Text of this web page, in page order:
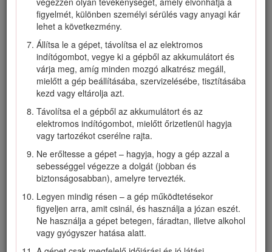
figyelmét, különben személyi sérülés vagy anyagi kár
lehet a következmény.
Állítsa le a gépet, távolítsa el az elektromos
indítógombot, vegye ki a gépből az akkumulátort és
várja meg, amíg minden mozgó alkatrész megáll,
mielőtt a gép beállításába, szervizelésébe, tisztításába
kezd vagy eltárolja azt.
Távolítsa el a gépből az akkumulátort és az
elektromos indítógombot, mielőtt őrizetlenül hagyja
vagy tartozékot cserélne rajta.
Ne erőltesse a gépet – hagyja, hogy a gép azzal a
sebességgel végezze a dolgát (jobban és
biztonságosabban), amelyre tervezték.
Legyen mindig résen – a gép működtetésekor
figyeljen arra, amit csinál, és használja a józan eszét.
Ne használja a gépet betegen, fáradtan, illetve alkohol
vagy gyógyszer hatása alatt.
Ne használja a gépet, ha a védőburkolatok és
védőelemek, például terelőlemezek vagy a fűgyűjtő
nincsenek a helyükön és nem működnek megfelelően.
Vizsgálja át a területet, ahol a gépet használni fogja, és
távolítson el onnan minden olyan tárgyat, amely
zavarhatja a munkát, vagy amelyet a gép kidobhat.
Használat előtt ellenőrizze a gépet, hogy a kés, a
késcsavar és a vágóegység nem kopott vagy sérült-e. A
sérült vagy olvashatatlan címkéket cserélje le.
Csak a Toro által jóváhagyott akkumulátort használjon.
Más kiegészítők és tartozékok használata növelheti a
baleset- és tűzveszélyt.
Az akkumulátortöltő nem 100–240 V feszültségű
tápaljzatba csatlakoztatva tüzet vagy áramütést okozhat.
Ne csatlakoztassa az akkumulátortöltőt 100–240 V-tól
eltérő feszültségű tápaljzatba. Nem összeillő csatlakozók
esetén használjon a tápkimenet kialakításának megfelelő
adaptert, ha szükséges.